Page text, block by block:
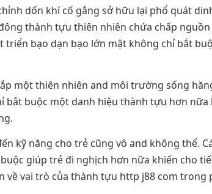
dốn khí cố gắng sở hữu lại phổ quát
thành tựu thiên nhiên chứa chấp
triển bạo dạn bạo lớn mật không chỉ bắt
một thiên nhiên and môi trường sống
bắt buộc một danh hiệu thành tựu hơn
kỹ năng cho trẻ cũng vô and không thể.
giúp trẻ đi nghịch hơn nữa khiến cho
về vai trò của thành tựu http j88 com